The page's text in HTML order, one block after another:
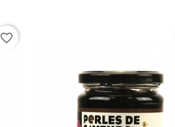
favorite_border